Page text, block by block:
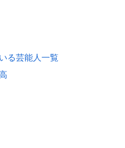
る芸能人一覧